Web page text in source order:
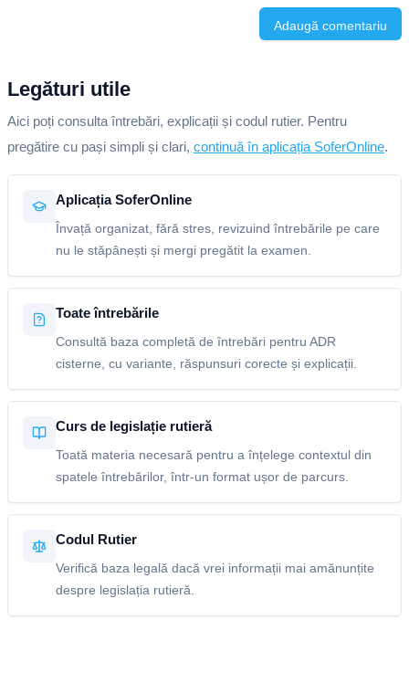
Adaugă comentariu
Legături utile
Aici poți consulta întrebări, explicații și codul rutier. Pentru
pregătire cu pași simpli și clari, continuă în aplicația SoferOnline.
Aplicația SoferOnline
Învață organizat, fără stres, revizuind întrebările pe care
nu le stăpânești și mergi pregătit la examen.
Toate întrebările
Consultă baza completă de întrebări pentru ADR
cisterne, cu variante, răspunsuri corecte și explicații.
Curs de legislație rutieră
Toată materia necesară pentru a înțelege contextul din
spatele întrebărilor, într-un format ușor de parcurs.
Codul Rutier
Verifică baza legală dacă vrei informații mai amănunțite
despre legislația rutieră.